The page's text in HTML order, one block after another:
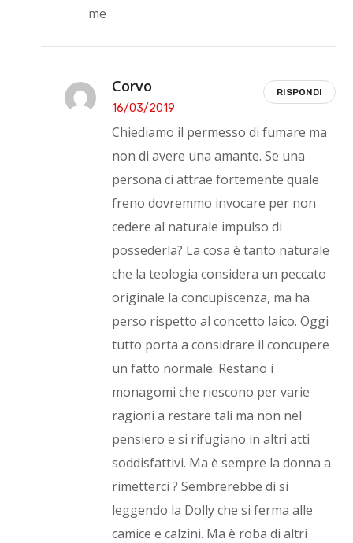
me
Corvo
16/03/2019
Chiediamo il permesso di fumare ma
non di avere una amante. Se una
persona ci attrae fortemente quale
freno dovremmo invocare per non
cedere al naturale impulso di
possederla? La cosa è tanto naturale
che la teologia considera un peccato
originale la concupiscenza, ma ha
perso rispetto al concetto laico. Oggi
tutto porta a considrare il concupere
un fatto normale. Restano i
monagomi che riescono per varie
ragioni a restare tali ma non nel
pensiero e si rifugiano in altri atti
soddisfattivi. Ma è sempre la donna a
rimetterci ? Sembrerebbe di si
leggendo la Dolly che si ferma alle
camice e calzini. Ma è roba di altri
RISPONDI